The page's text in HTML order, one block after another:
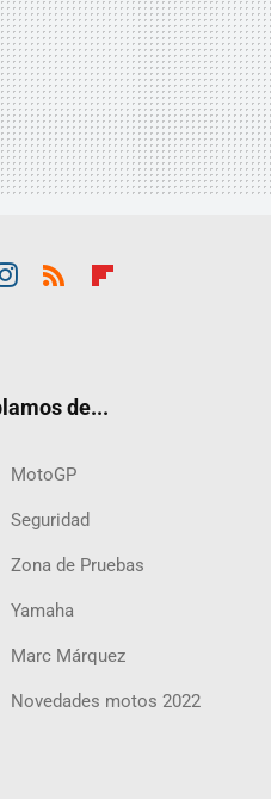
de...
MotoGP
Seguridad
Zona de Pruebas
Yamaha
Marc Márquez
Novedades motos 2022